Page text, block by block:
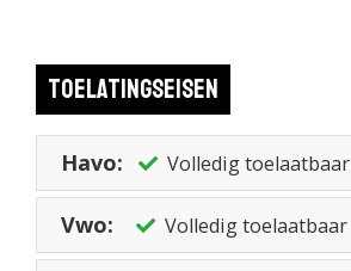
Toelatingseisen
Havo: Volledig toelaatbaar
Vwo: Volledig toelaatbaar